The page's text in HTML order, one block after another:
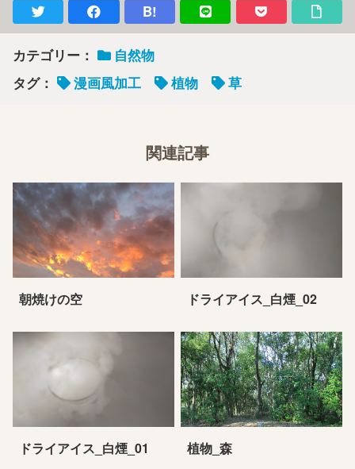
B!
カテゴリー：
自然物
タグ：
漫画風加工 植物 草
関連記事
朝焼けの空 ドライアイス_白煙_02
ドライアイス_白煙_01 植物_森